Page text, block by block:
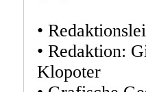
•
• Redaktion:
Klopoter